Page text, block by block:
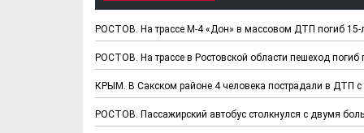
РОСТОВ. На трассе М-4 «Дон» в массовом ДТП погиб 15-
РОСТОВ. На трассе в Ростовской области пешеход
КРЫМ. В Сакском районе 4 человека пострадали в ДТП
РОСТОВ. Пассажирский автобус столкнулся с двумя